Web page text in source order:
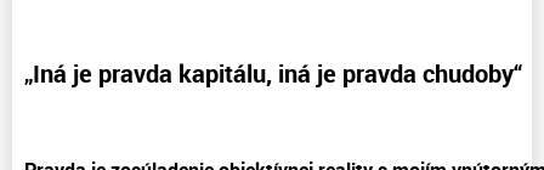
„Iná je pravda kapitálu, iná je pravda chudoby“